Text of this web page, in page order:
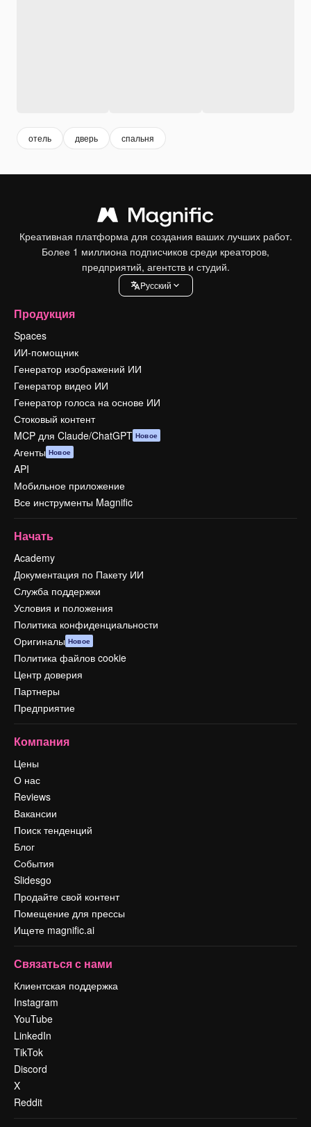
отель дверь спальня
Креативная платформа для создания ваших лучших работ.
Более 1 миллиона подписчиков среди креаторов,
предприятий, агентств и студий.
Pусский
Продукция
Spaces
ИИ-помощник
Генератор изображений ИИ
Генератор видео ИИ
Генератор голоса на основе ИИ
Стоковый контент
MCP для Claude/ChatGPT Новое
Агенты Новое
API
Мобильное приложение
Все инструменты Magnific
Начать
Academy
Документация по Пакету ИИ
Служба поддержки
Условия и положения
Политика конфиденциальности
Оригиналы Новое
Политика файлов cookie
Центр доверия
Партнеры
Предприятие
Компания
Цены
О нас
Reviews
Вакансии
Поиск тенденций
Блог
События
Slidesgo
Продайте свой контент
Помещение для прессы
Ищете magnific.ai
Связаться с нами
Клиентская поддержка
Instagram
YouTube
LinkedIn
TikTok
Discord
X
Reddit